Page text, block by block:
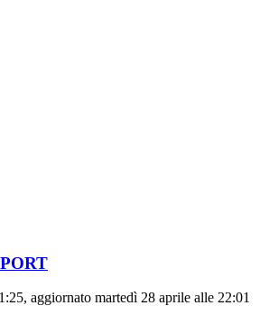
aggiornato martedì 28 aprile alle 22:01